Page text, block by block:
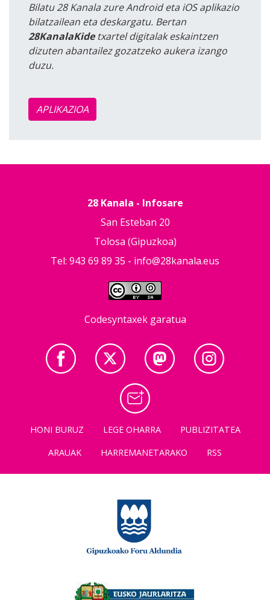
Bilatu 28 Kanala zure Android eta iOS aplikazio
bilatzailean eta deskargatu. Bertan
28KanalaKidetxartel digitalak eskaintzen
dizuten abantailez gozatzeko aukera izango
duzu.
APLIKAZIOA
28 Kanala - Infosare
San Esteban 20
Tolosa (Gipuzkoa)
Tel: 943 69 89 35 - info@28kanala.eus
Codesyntaxek garatua
HONI BURUZ LEGE OHARRA
PUBLIZITATEA
ARAUAK
HARREMANETARAKO RSS